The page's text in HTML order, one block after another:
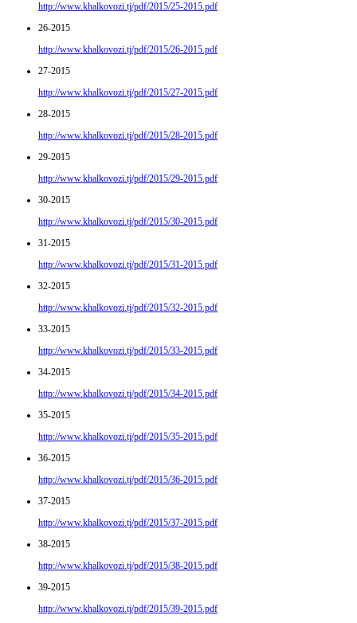
http://www.khalkovozi.tj/pdf/2015/25-2015.pdf
26-2015
http://www.khalkovozi.tj/pdf/2015/26-2015.pdf
27-2015
http://www.khalkovozi.tj/pdf/2015/27-2015.pdf
28-2015
http://www.khalkovozi.tj/pdf/2015/28-2015.pdf
29-2015
http://www.khalkovozi.tj/pdf/2015/29-2015.pdf
30-2015
http://www.khalkovozi.tj/pdf/2015/30-2015.pdf
31-2015
http://www.khalkovozi.tj/pdf/2015/31-2015.pdf
32-2015
http://www.khalkovozi.tj/pdf/2015/32-2015.pdf
33-2015
http://www.khalkovozi.tj/pdf/2015/33-2015.pdf
34-2015
http://www.khalkovozi.tj/pdf/2015/34-2015.pdf
35-2015
http://www.khalkovozi.tj/pdf/2015/35-2015.pdf
36-2015
http://www.khalkovozi.tj/pdf/2015/36-2015.pdf
37-2015
http://www.khalkovozi.tj/pdf/2015/37-2015.pdf
38-2015
http://www.khalkovozi.tj/pdf/2015/38-2015.pdf
39-2015
http://www.khalkovozi.tj/pdf/2015/39-2015.pdf